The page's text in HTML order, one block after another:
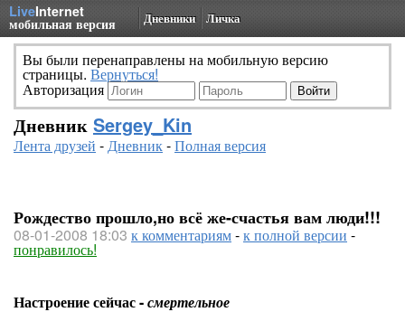
LiveInternet
мобильная версия Дневники Личка
Вы были перенаправлены на мобильную версию
страницы. Вернуться!
Авторизация
Дневник Sergey_Kin
Лента друзей -Дневник-Полная версия
Рождество прошло,но всё же-счастья вам люди!!!
08-01-2008 18:03 к комментариям-к полной версии -
понравилось!
Настроение сейчас -смертельное